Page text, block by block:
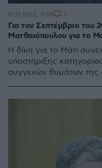
Για τον Σεπτέμβριο του
Ματθαιόπουλου για το
Η δίκη για το Μάτι
υποστήριξης
συγγενών θυμάτων της
07.11.2022, 11:56 3